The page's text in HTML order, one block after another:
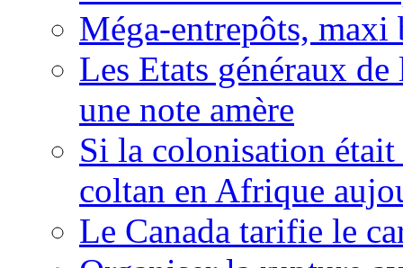
Méga-entrepôts, maxi
Les Etats généraux
une note amère
Si la colonisation
coltan en Afrique
Le Canada tarifie le